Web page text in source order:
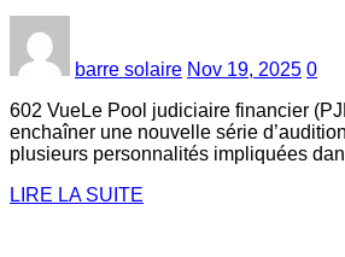
barre solaire Nov 19, 2025 0
602 VueLe Pool judiciaire financier
enchaîner une nouvelle série
plusieurs personnalités impliquées
LIRE LA SUITE